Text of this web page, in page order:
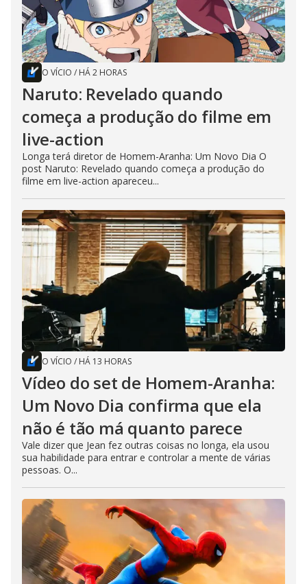
O VÍCIO / HÁ 2 HORAS
Naruto: Revelado quando
começa a produção do filme em
live-action
Longa terá diretor de Homem-Aranha: Um Novo Dia O
post Naruto: Revelado quando começa a produção do
filme em live-action apareceu...
O VÍCIO / HÁ 13 HORAS
Vídeo do set de Homem-Aranha:
Um Novo Dia confirma que ela
não é tão má quanto parece
Vale dizer que Jean fez outras coisas no longa, ela usou
sua habilidade para entrar e controlar a mente de várias
pessoas. O...